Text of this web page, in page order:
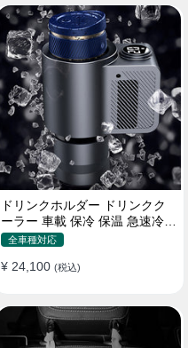
ドリンクホルダー ドリンクク
ーラー 車載 保冷 保温 急速冷却
缶対応
全車種対応
¥ 24,100 (税込)